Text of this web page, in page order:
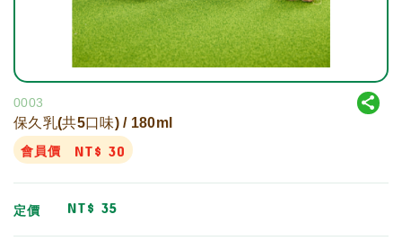
0003
保久乳(共5口味) / 180ml
會員價
NT$ 30
定價 NT$ 35